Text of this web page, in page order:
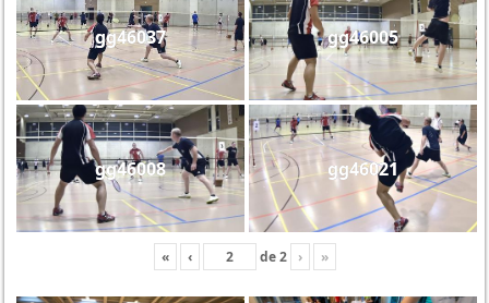
gg46037 gg46005
gg46008 gg46021
« ‹ de2 › »